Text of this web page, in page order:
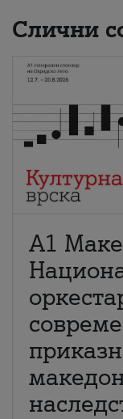
Слични
А1